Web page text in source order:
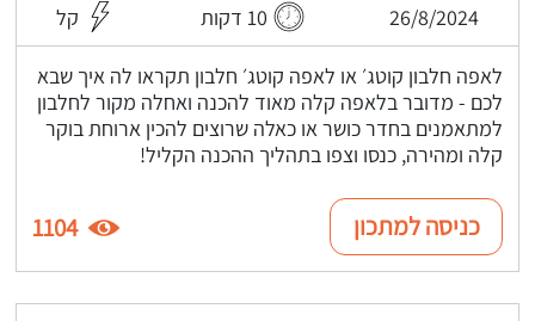
26/8/2024 10 דקות קל
לאפה חלבון קוטג׳ או לאפה קוטג׳ חלבון תקראו לה איך שבא
לכם - מדובר בלאפה קלה מאוד להכנה ואחלה מקור לחלבון
למתאמנים בחדר כושר או כאלה שרוצים להכין ארוחת בוקר
קלה ומהירה, כנסו וצפו בתהליך ההכנה הקליל!
כניסה למתכון 1104